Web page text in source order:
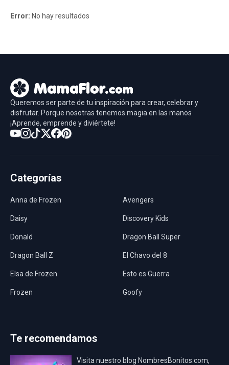
Error: No hay resultados
Queremos ser parte de tu inspiración para crear, celebrar y
disfrutar. Porque nosotras tenemos magia en las manos
¡Aprende, emprende y diviértete!
Categorías
Anna de Frozen Avengers
Daisy Discovery Kids
Donald Dragon Ball Super
Dragon Ball Z El Chavo del 8
Elsa de Frozen Esto es Guerra
Frozen Goofy
Te recomendamos
Visita nuestro blog NombresBonitos.com,